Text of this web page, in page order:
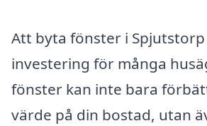
Att byta fönster i
investering för många
fönster kan inte bara
värde på din bostad, utan